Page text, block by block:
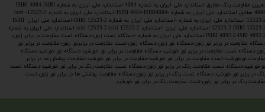
تعیین مقاومت رنگ-مطابق استاندارد ملی ایران به شماره 4084-استاندارد ملی ایران به شماره ISIRI 4084-ISIRI
4084 مطابق استاندارد ملی ایران به شماره -ISIRI 4084-ISIRI4084-استاندارد ملی ایران به شماره 2-12523- isiri
12523-2 استاندارد ملی ایران به شماره -استاندارد ملی ایران به شماره ISIRI 12523-2-استاندارد ملی ایران ISIRI
12523-2-ISIRI 12523-2 استاندارد ملی ایران -استاندارد isiri 12523-2-isiri 12523-2-استاندارد ملی ایران به شماره
ISIRI 4892-2-ISRI 4892-2 استاندارد ملی ایران به شماره -دستگاه تست زنون-دستگاه تست مقاومت در برابر زنون-
مقاومت در برابر نور زنون-دستگاه نور زنون-دستگاه زنون-تست مقاومت در برابرنور زنون-مقاومت در برابر نور
دستگاه تست مقاومت در برابر نور خورشید-دستگاه مقاومت در برابر نور خورشید-دستگاه نور خورشید-دستگاه
نورخورشید-تست مقاومت در برابر نور خورشید-مقاومت در برابر نور خورشید-مقاومت پوشش ها در برابر
دستگاه تست مقاومت رنگ در برابر نور زنون-دستگاه تست مقاومت رنگ در برابر نور خورشید-دستگاه تست
در برابر نور خورشید-دستگاه تست رنگ در برابر نور زنون-دستگاه مقاومت پوشش ها در برابر نور زنون-تست
رنگ در برابر نور زنون-تست مقاومت رنگ در برابر نور خورشید